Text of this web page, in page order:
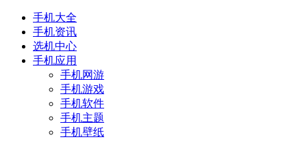
手机大全
手机资讯
选机中心
手机应用
手机网游
手机游戏
手机软件
手机主题
手机壁纸